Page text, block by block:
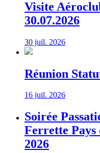
Visite
30.07.2026
30 juil. 2026
Réunion
16 juil. 2026
Soirée
Ferrette Pays
2026